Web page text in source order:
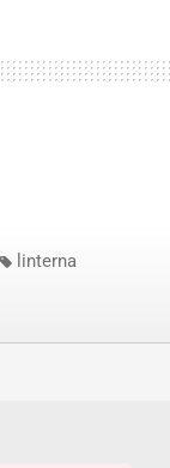
linterna